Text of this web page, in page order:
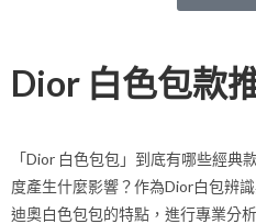
Dior 白色包款
「Dior 白色包包」到底有哪些經
度產生什麼影響？作為Dior白包辨
迪奧白色包包的特點，進行專業分析